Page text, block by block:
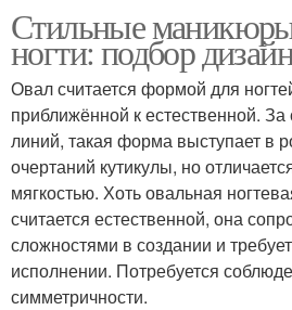
Стильные
ногти: подбор
Овал считается формой для
приближённой к естественной. За
линий, такая форма выступает в
очертаний кутикулы, но
мягкостью. Хоть овальная
считается естественной, она
сложностями в создании и
исполнении. Потребуется
симметричности.